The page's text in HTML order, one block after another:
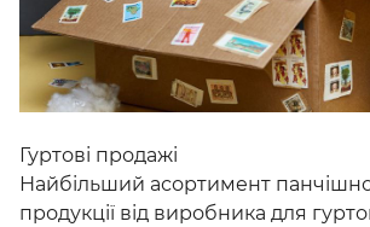
Гуртові продажі
Найбільший асортимент
продукції від виробника для